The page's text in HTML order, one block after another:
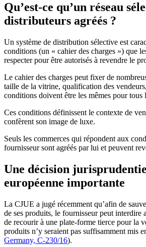
Qu’est-ce qu’un réseau
distributeurs agréés ?
Un système de distribution sélective est
conditions (un « cahier des charges ») que
respecter pour être autorisés à revendre le
Le cahier des charges peut fixer de
taille de la vitrine, qualification des
conditions doivent être les mêmes pour tous
Ces conditions définissent le contexte de
confèrent son image de luxe.
Seuls les commerces qui répondent aux
fournisseur sont agréés par lui et peuvent
Une décision
européenne importante
La CJUE a jugé récemment qu’afin de
de ses produits, le fournisseur peut interdire
de recourir à une plate-forme tierce pour la
produits n’y seraient pas suffisamment mis
Germany, C-230/16).